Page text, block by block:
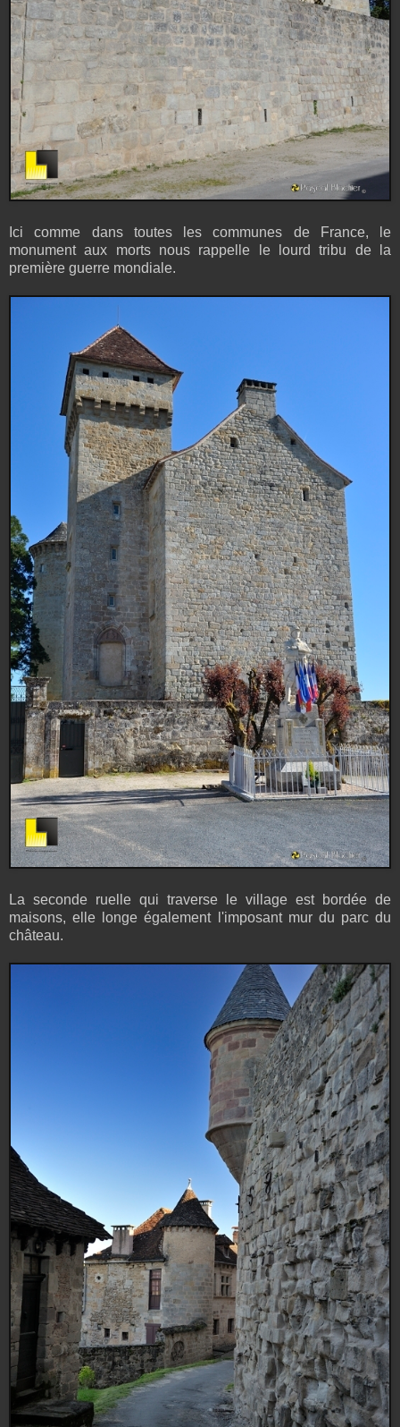
Ici comme dans toutes les communes de France, le
monument aux morts nous rappelle le lourd tribu de la
première guerre mondiale.
La seconde ruelle qui traverse le village est bordée de
maisons, elle longe également l'imposant mur du parc du
château.